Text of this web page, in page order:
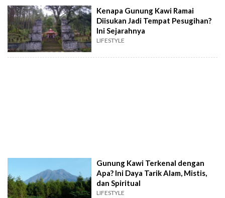
Kenapa Gunung Kawi Ramai
Diisukan Jadi Tempat Pesugihan?
Ini Sejarahnya
LIFESTYLE
Gunung Kawi Terkenal dengan
Apa? Ini Daya Tarik Alam, Mistis,
dan Spiritual
LIFESTYLE